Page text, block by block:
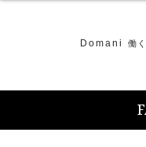
Domani 働